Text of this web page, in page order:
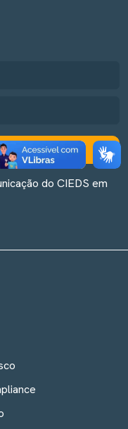
do CIEDS em